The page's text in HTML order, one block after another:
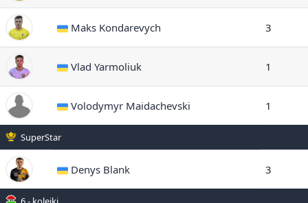
Maks Kondarevych 3
Vlad Yarmoliuk 1
Volodymyr Maidachevski 1
SuperStar
Denys Blank 3